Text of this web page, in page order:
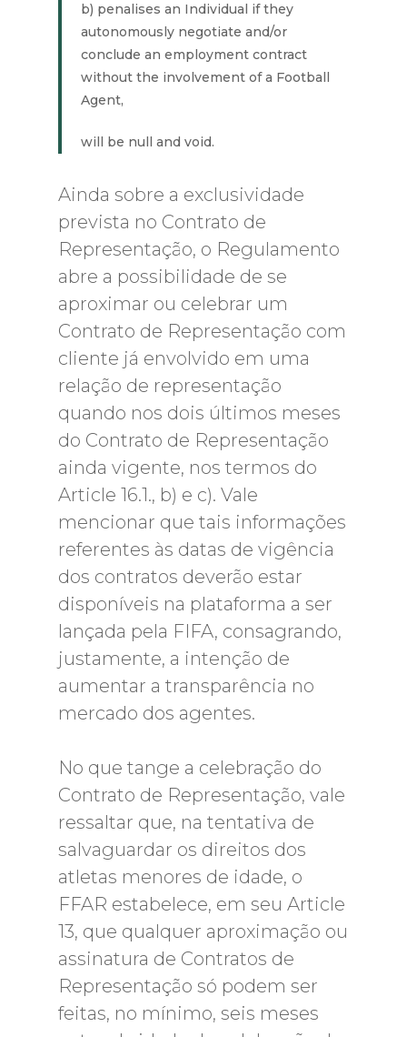
b) penalises an Individual if they
autonomously negotiate and/or
conclude an employment contract
without the involvement of a Football
Agent,
will be null and void.
Ainda sobre a exclusividade
prevista no Contrato de
Representação, o Regulamento
abre a possibilidade de se
aproximar ou celebrar um
Contrato de Representação com
cliente já envolvido em uma
relação de representação
quando nos dois últimos meses
do Contrato de Representação
ainda vigente, nos termos do
Article 16.1., b) e c). Vale
mencionar que tais informações
referentes às datas de vigência
dos contratos deverão estar
disponíveis na plataforma a ser
lançada pela FIFA, consagrando,
justamente, a intenção de
aumentar a transparência no
mercado dos agentes.
No que tange a celebração do
Contrato de Representação, vale
ressaltar que, na tentativa de
salvaguardar os direitos dos
atletas menores de idade, o
FFAR estabelece, em seu Article
13, que qualquer aproximação ou
assinatura de Contratos de
Representação só podem ser
feitas, no mínimo, seis meses